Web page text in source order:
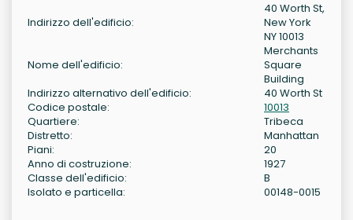
Indirizzo dell'edificio:
40 Worth St,
New York
NY 10013
Nome dell'edificio:
Merchants
Square
Building
Indirizzo alternativo dell'edificio:
40 Worth St
Codice postale:
10013
Quartiere:
Tribeca
Distretto:
Manhattan
Piani:
20
Anno di costruzione:
1927
Classe dell'edificio:
B
Isolato e particella:
00148-0015